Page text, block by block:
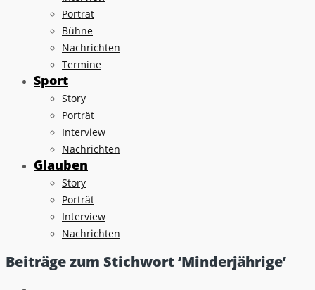
Porträt
Bühne
Nachrichten
Termine
Sport
Story
Porträt
Interview
Nachrichten
Glauben
Story
Porträt
Interview
Nachrichten
Beiträge zum Stichwort ‘Minderjährige’